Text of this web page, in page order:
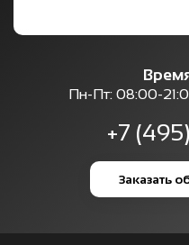
Пн-Пт: 08:00-
+7
Заказать